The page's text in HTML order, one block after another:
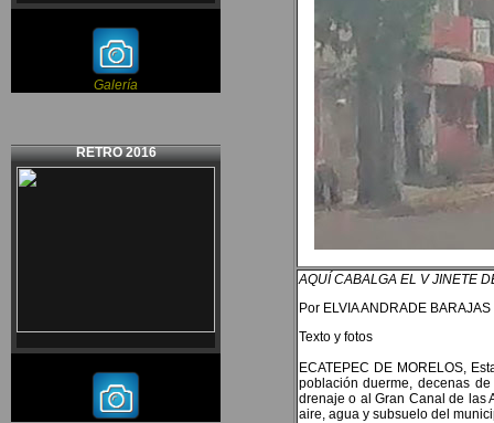
Galería
RETRO 2016
AQUÍ CABALGA EL V JINETE
Por ELVIA ANDRADE BARAJAS
Texto y fotos
ECATEPEC DE MORELOS,
población duerme, decenas
drenaje o al Gran Canal de las
aire, agua y subsuelo del